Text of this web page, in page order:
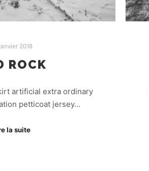
2018
ROCK
artificial extra ordinary
petticoat jersey…
la suite